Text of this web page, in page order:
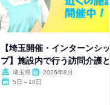
【埼玉開催・インターンシッ
プ】施設内で行う訪問介護と
は?埼玉県
2026年8月
5日～10日